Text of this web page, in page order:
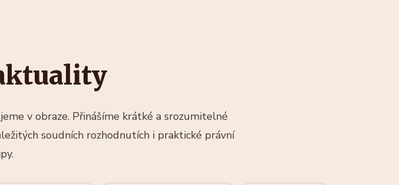
v obraze. Přinášíme krátké a srozumitelné
soudních rozhodnutích i praktické právní